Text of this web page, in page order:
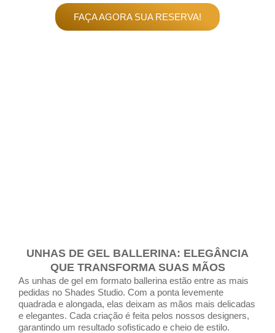
FAÇA AGORA SUA RESERVA!
UNHAS DE GEL BALLERINA: ELEGÂNCIA
QUE TRANSFORMA SUAS MÃOS
As unhas de gel em formato ballerina estão entre as mais
pedidas no Shades Studio. Com a ponta levemente
quadrada e alongada, elas deixam as mãos mais delicadas
e elegantes. Cada criação é feita pelos nossos designers,
garantindo um resultado sofisticado e cheio de estilo.